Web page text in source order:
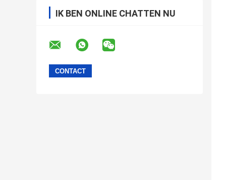
IK BEN ONLINE CHATTEN NU